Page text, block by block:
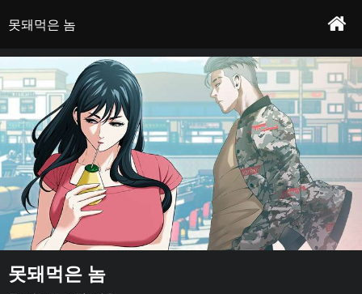
조.여기서 내가 사고를 치면 안될 이유가 있나? 어차피 아무도 날 모르잖아?
못돼먹은 놈
못돼먹은 놈 - 프롤로그
못돼먹은 놈